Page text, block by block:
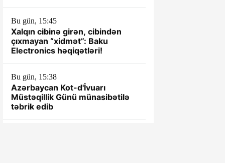
Bu gün, 15:45
Xalqın cibinə girən, cibindən
çıxmayan “xidmət”: Baku
Electronics həqiqətləri!
Bu gün, 15:38
Azərbaycan Kot-d'İvuarı
Müstəqillik Günü münasibətilə
təbrik edib